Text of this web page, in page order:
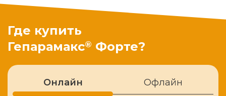
Где купить
Гепарамакс® Форте?
Онлайн Офлайн